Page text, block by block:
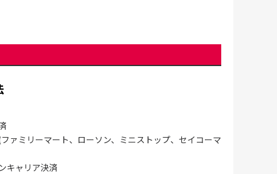
ファミリーマート、ローソン、ミニストップ、セイコーマ
キャリア決済